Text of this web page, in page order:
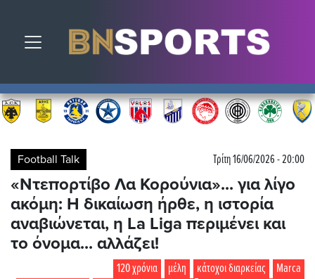
Toggle navigation
Football Talk Τρίτη 16/06/2026 - 20:00
«Ντεπορτίβο Λα Κορούνια»... για λίγο
ακόμη: Η δικαίωση ήρθε, η ιστορία
αναβιώνεται, η La Liga περιμένει και
το όνομα... αλλάζει!
Marca
κάτοχοι διαρκείας
μέλη
120 χρόνια